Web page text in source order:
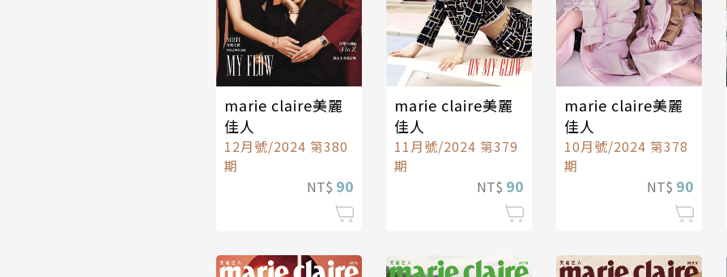
marie claire美麗
佳人
12月號/2024 第380
期
NT$ 90
marie claire美麗
佳人
11月號/2024 第379
期
NT$ 90
marie claire美麗
佳人
10月號/2024 第378
期
NT$ 90